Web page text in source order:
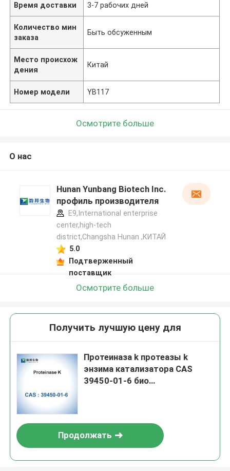
Время доставки 3-7 рабочих дней
Количество мин
заказа
Быть обсуженным
Место происхож
дения
Китай
Номер модели YB117
Осмотрите больше
О нас
Hunan Yunbang Biotech Inc.
профиль производителя
E9,International enterprise
center,high-tech
district,Changsha Hunan ,КИТАЙ
5.0
Подтверженный
поставщик
Осмотрите больше
Получить лучшую цену для
Протеиназа k протеазы k
энзима катализатора CAS
39450-01-6 био
Продолжать